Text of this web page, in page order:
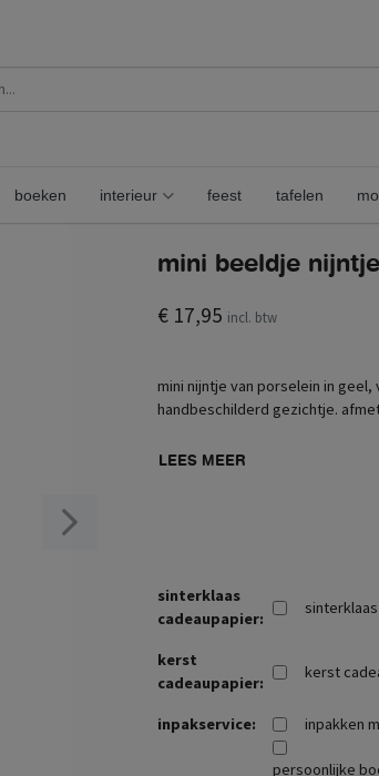
boeken interieur feest tafelen
mini beeldje
€ 17,95 incl. btw
mini nijntje van porselein in
handbeschilderd gezichtje.
LEES MEER
sinterklaas
cadeaupapier:
kerst
cadeaupapier:
kerst
inpakservice: inpakken
persoonlijke